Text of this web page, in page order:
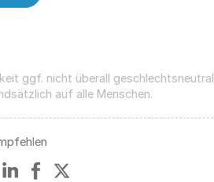
ggf. nicht überall geschlechts­neutral
auf alle Menschen.